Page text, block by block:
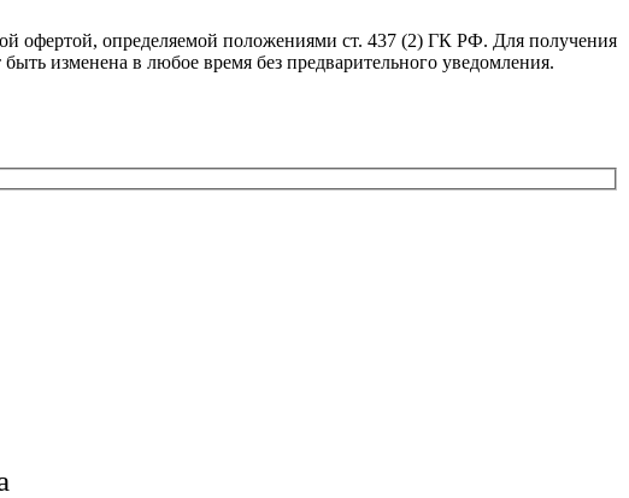
офертой, определяемой положениями ст. 437 (2) ГК РФ. Для получения
изменена в любое время без предварительного уведомления.